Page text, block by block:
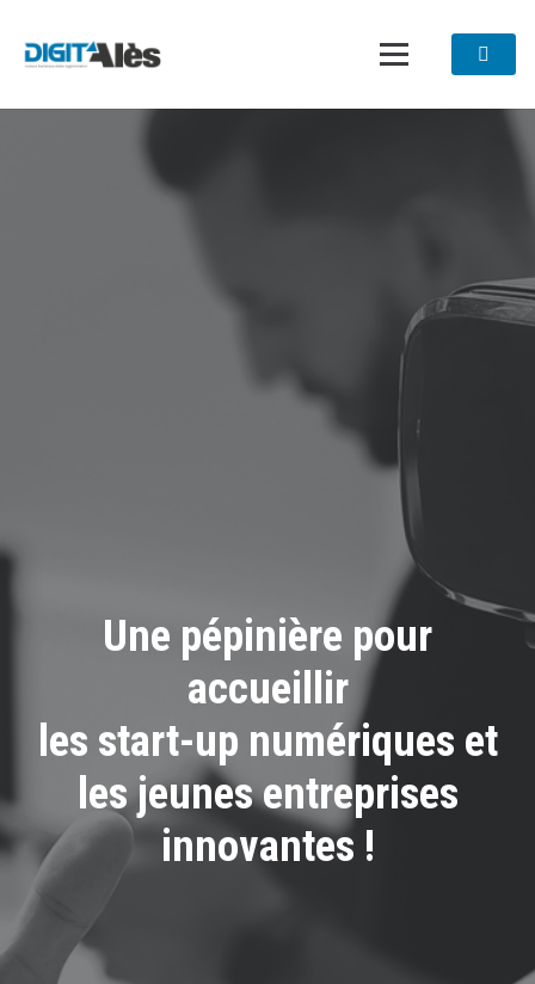
Une pépinière pour
accueillir
les start-up numériques et
les jeunes entreprises
innovantes !